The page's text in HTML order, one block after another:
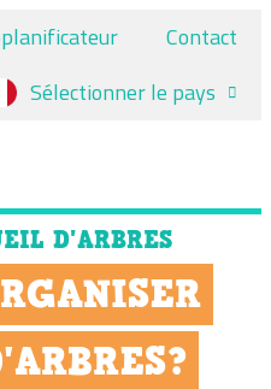
Contact
Sélectionner le pays
D'ARBRES